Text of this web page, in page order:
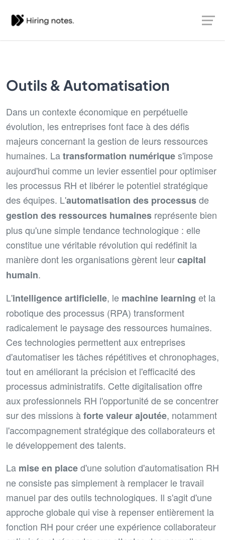
Outils & Automatisation
Dans un contexte économique en perpétuelle
évolution, les entreprises font face à des défis
majeurs concernant la gestion de leurs ressources
humaines. Latransformation numériques'impose
aujourd'hui comme un levier essentiel pour optimiser
les processus RH et libérer le potentiel stratégique
des équipes. L'automatisation des processusde
gestion des ressources humaines représente bien
plus qu'une simple tendance technologique : elle
constitue une véritable révolution qui redéfinit la
manière dont les organisations gèrent leurcapital
humain.
L'intelligence artificielle, le machine learning et la
robotique des processus (RPA) transforment
radicalement le paysage des ressources humaines.
Ces technologies permettent aux entreprises
d'automatiser les tâches répétitives et chronophages,
tout en améliorant la précision et l'efficacité des
processus administratifs. Cette digitalisation offre
aux professionnels RH l'opportunité de se concentrer
sur des missions àfortevaleur ajoutée, notamment
l'accompagnement stratégique des collaborateurs et
le développement des talents.
La mise en placed'une solution d'automatisation RH
ne consiste pas simplement à remplacer le travail
manuel par des outils technologiques. Il s'agit d'une
approche globale qui vise à repenser entièrement la
fonction RH pour créer une expérience collaborateur